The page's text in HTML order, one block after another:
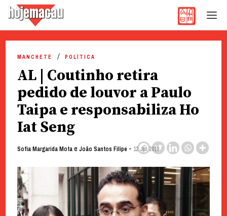
content
MANCHETE POLÍTICA
AL | Coutinho retira
pedido de louvor a Paulo
Taipa e responsabiliza Ho
Iat Seng
Sofia Margarida Motae João Santos Filipe - 12 Jul 2019